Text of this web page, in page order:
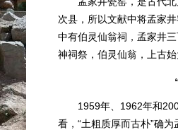
次县，所以文献中将孟家
中有伯灵仙翁祠，孟家井
神祠祭，伯灵仙翁，上古
1959年、1962年和
看，“土粗质厚而古朴”确